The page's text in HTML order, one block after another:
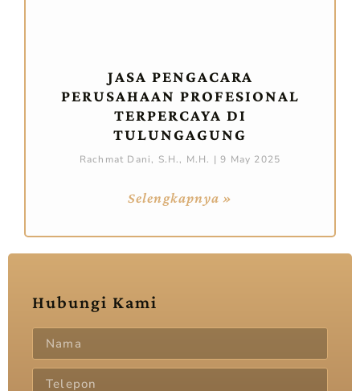
JASA PENGACARA
PERUSAHAAN PROFESIONAL
TERPERCAYA DI
TULUNGAGUNG
Rachmat Dani, S.H., M.H. 9 May 2025
Selengkapnya »
Hubungi Kami